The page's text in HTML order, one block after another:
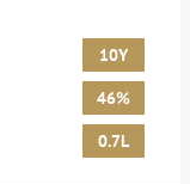
10Y
46%
0.7L